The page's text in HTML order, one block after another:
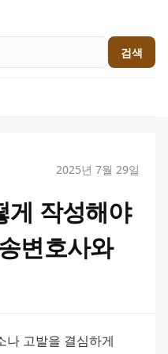
검색
2025년 7월 29일
게 작성해야
변호사와
나 고발을 결심하게